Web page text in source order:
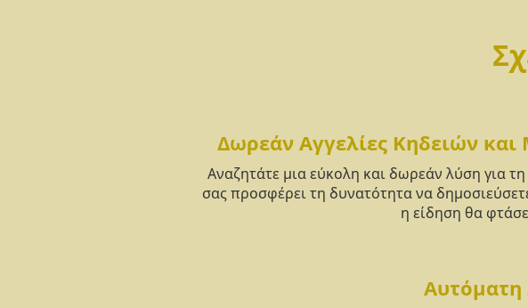
Δωρεάν Αγγελίες Κηδειών
Αναζητάτε μια εύκολη και δωρεάν λύση για
σας προσφέρει τη δυνατότητα να
η είδηση θα
Αυτόματη